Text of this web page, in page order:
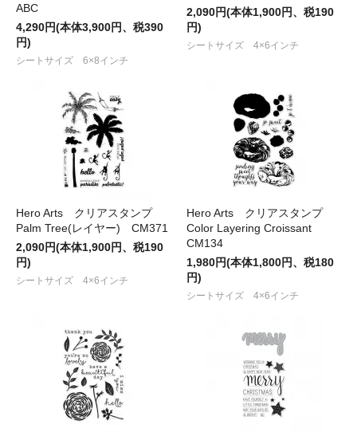
ABC
4,290円(本体3,900円、税390
円)
シートサイズ 6×8インチ
2,090円(本体1,900円、税190
円)
シートサイズ 4×6インチ
Hero Arts クリアスタンプ
Palm Tree(レイヤー) CM371
2,090円(本体1,900円、税190
円)
シートサイズ 4×6インチ
Hero Arts クリアスタンプ
Color Layering Croissant
CM134
1,980円(本体1,800円、税180
円)
シートサイズ 4×6インチ